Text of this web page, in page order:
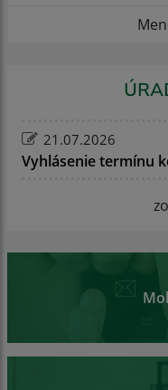
21.07.2026
Vyhlásenie termínu